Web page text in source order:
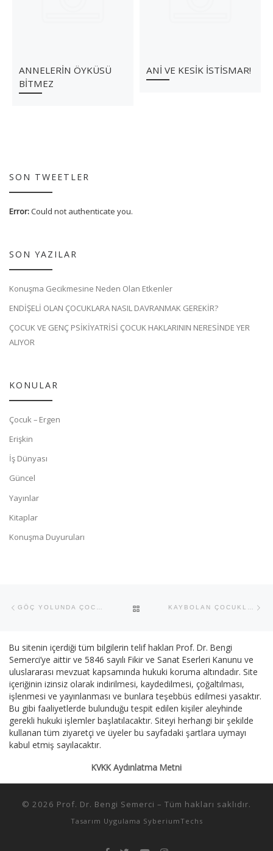
ANNELERİN ÖYKÜSÜ
BİTMEZ
ANİ VE KESİK İSTİSMAR!
SON TWEETLER
Error:Could not authenticate you.
SON YAZILAR
Konuşma Gecikmesine Neden Olan Etkenler
ENDİŞELİ OLAN ÇOCUKLARA NASIL DAVRANMAK GEREKİR?
ÇOCUK VE GENÇ PSİKİYATRİSİ ÇOCUK HAKLARININ NERESİNDE YER
ALIYOR
KONULAR
Çocuk – Ergen
Erişkin
İş Dünyası
Güncel
Yayınlar
Kitaplar
Konuşma Duyuruları
Yazı dolaşımı
Previous post GÖÇ YOLUNDA ÇOCUKLAR BACK TO POST LIST KAYBOLAN ÇOCUKLAR
Bu sitenin içerdiği tüm bilgilerin telif hakları Prof. Dr. Bengi
Semerci’ye aittir ve 5846 sayılı Fikir ve Sanat Eserleri Kanunu ve
uluslararası mevzuat kapsamında hukuki koruma altındadır. Site
içeriğinin izinsiz olarak indirilmesi, kaydedilmesi, çoğaltılması,
işlenmesi ve yayınlanması ve bunlara teşebbüs edilmesi yasaktır.
Bu gibi faaliyetlerde bulunduğu tespit edilen kişiler aleyhinde
gerekli hukuki işlemler başlatılacaktır. Siteyi herhangi bir şekilde
kullanan tüm ziyaretçi ve üyeler bu sayfadaki şartlara uymayı
kabul etmiş sayılacaktır.
KVKK Aydınlatma Metni
© 2026 Prof. Dr. Bengi Semerci – Tüm hakları saklıdır.
Tasarım Uygulama SyberiumTechs